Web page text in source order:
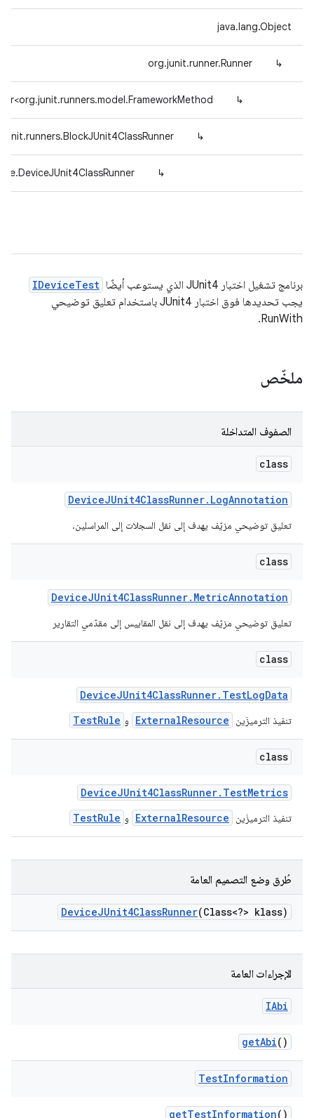
java.lang.Object
↳
org.junit.runner.Runner
↳
↳
↳
برنامج تشغيل اختبار JUnit4 الذي يستوعب أيضًا IDeviceTest
يجب تحديدها فوق اختبار JUnit4 باستخدام تعليق توضيحي
RunWith.
ملخّص
الصفوف المتداخلة
class
DeviceJUnit4ClassRunner. LogAnnotation
تعليق توضيحي مزيّف يهدف إلى نقل السجلات إلى المراسلين.
class
DeviceJUnit4ClassRunner. MetricAnnotation
تعليق توضيحي مزيّف يهدف إلى نقل المقاييس إلى مقدّمي التقارير
class
DeviceJUnit4ClassRunner. TestLogData
تنفيذ الترميزَين ExternalResource و TestRule
class
DeviceJUnit4ClassRunner. TestMetrics
تنفيذ الترميزَين ExternalResource و TestRule
طُرق وضع التصميم العامة
DeviceJUnit4ClassRunner(Class<?> klass)
الإجراءات العامة
IAbi
getAbi()
TestInformation
getTestInformation()